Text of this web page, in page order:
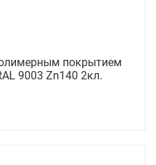
покрытием
9003 Zn140 2кл.